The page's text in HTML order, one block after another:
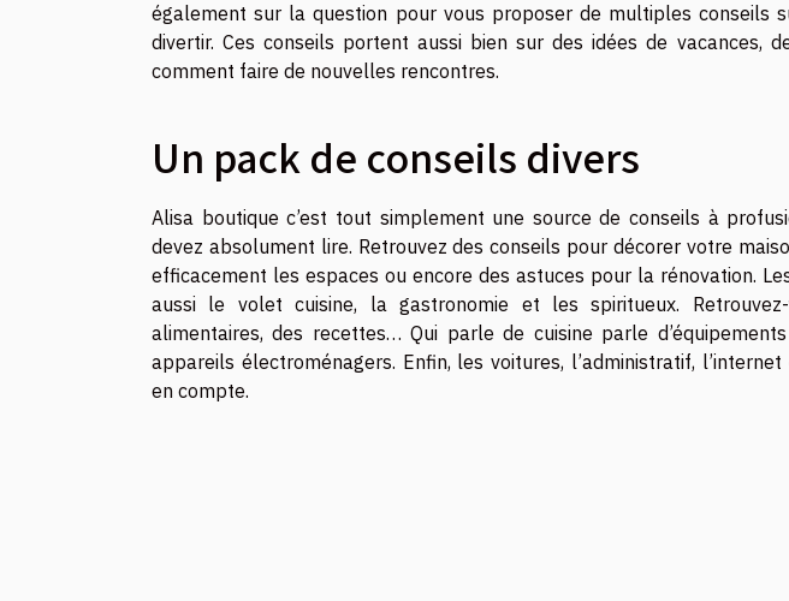
également sur la question pour vous proposer de multiples conseils
divertir. Ces conseils portent aussi bien sur des idées de vacances,
comment faire de nouvelles rencontres.
Un pack de conseils divers
Alisa boutique c’est tout simplement une source de conseils à
devez absolument lire. Retrouvez des conseils pour décorer votre
efficacement les espaces ou encore des astuces pour la rénovation.
aussi le volet cuisine, la gastronomie et les spiritueux.
alimentaires, des recettes… Qui parle de cuisine parle
appareils électroménagers. Enfin, les voitures, l’administratif,
en compte.